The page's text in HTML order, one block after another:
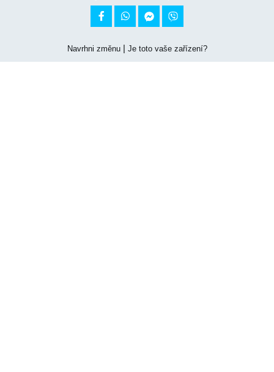
 
Navrhni změnu| Je toto vaše zařízení?